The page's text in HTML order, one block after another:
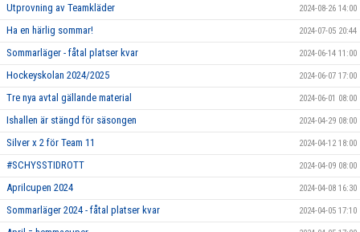
Utprovning av Teamkläder 2024-08-26 14:00
Ha en härlig sommar! 2024-07-05 20:44
Sommarläger - fåtal platser kvar 2024-06-14 11:00
Hockeyskolan 2024/2025 2024-06-07 17:00
Tre nya avtal gällande material 2024-06-01 08:00
Ishallen är stängd för säsongen 2024-04-29 08:00
Silver x 2 för Team 11 2024-04-12 18:00
#SCHYSSTIDROTT 2024-04-09 08:00
Aprilcupen 2024 2024-04-08 16:30
Sommarläger 2024 - fåtal platser kvar 2024-04-05 17:10